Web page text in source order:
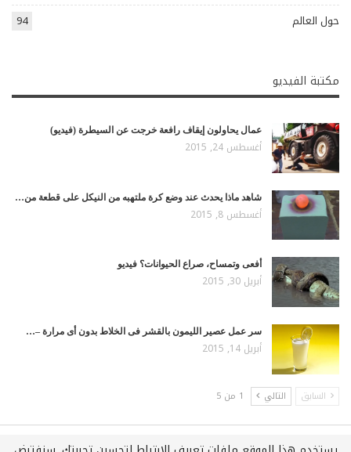
حول العالم
94
مكتبة الفيديو
عمال يحاولون إيقاف رافعة خرجت عن السيطرة (فيديو)
أغسطس 24, 2015
شاهد ماذا يحدث عند وضع كرة ملتهبه من النيكل على قطعة من…
أغسطس 8, 2015
أفعى وتمساح، صراع الحيوانات؟ فيديو
أبريل 30, 2015
سر عمل عصير الليمون بالقشر فى الخلاط بدون أى مرارة –…
أبريل 14, 2015
السابق التالي 1 من 5